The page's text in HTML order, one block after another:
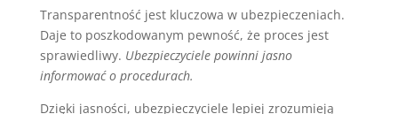
Transparentność jest kluczowa w ubezpieczeniach.
Daje to poszkodowanym pewność, że proces jest
sprawiedliwy. Ubezpieczyciele powinni jasno
informować o procedurach.
Dzięki jasności, ubezpieczyciele lepiej zrozumieją